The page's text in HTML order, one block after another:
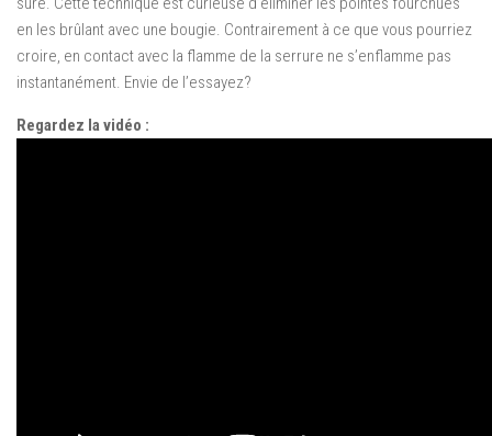
en les brûlant avec une bougie. Contrairement à ce que vous pourriez
croire, en contact avec la flamme de la serrure ne s’enflamme pas
instantanément. Envie de l’essayez?
Regardez la vidéo :